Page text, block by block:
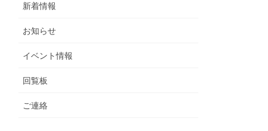
新着情報
お知らせ
イベント情報
回覧板
ご連絡